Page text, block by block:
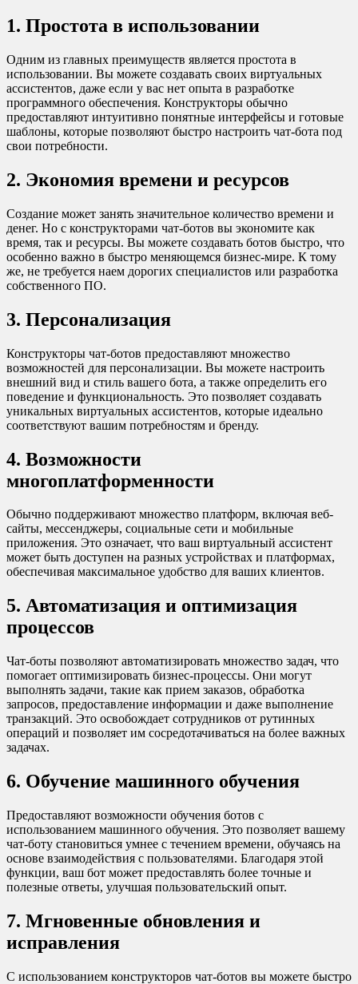
1. Простота в использовании
Одним из главных преимуществ является простота в
использовании. Вы можете создавать своих виртуальных
ассистентов, даже если у вас нет опыта в разработке
программного обеспечения. Конструкторы обычно
предоставляют интуитивно понятные интерфейсы и готовые
шаблоны, которые позволяют быстро настроить чат-бота под
свои потребности.
2. Экономия времени и ресурсов
Создание может занять значительное количество времени и
денег. Но с конструкторами чат-ботов вы экономите как
время, так и ресурсы. Вы можете создавать ботов быстро, что
особенно важно в быстро меняющемся бизнес-мире. К тому
же, не требуется наем дорогих специалистов или разработка
собственного ПО.
3. Персонализация
Конструкторы чат-ботов предоставляют множество
возможностей для персонализации. Вы можете настроить
внешний вид и стиль вашего бота, а также определить его
поведение и функциональность. Это позволяет создавать
уникальных виртуальных ассистентов, которые идеально
соответствуют вашим потребностям и бренду.
4. Возможности
многоплатформенности
Обычно поддерживают множество платформ, включая веб-
сайты, мессенджеры, социальные сети и мобильные
приложения. Это означает, что ваш виртуальный ассистент
может быть доступен на разных устройствах и платформах,
обеспечивая максимальное удобство для ваших клиентов.
5. Автоматизация и оптимизация
процессов
Чат-боты позволяют автоматизировать множество задач, что
помогает оптимизировать бизнес-процессы. Они могут
выполнять задачи, такие как прием заказов, обработка
запросов, предоставление информации и даже выполнение
транзакций. Это освобождает сотрудников от рутинных
операций и позволяет им сосредотачиваться на более важных
задачах.
6. Обучение машинного обучения
Предоставляют возможности обучения ботов с
использованием машинного обучения. Это позволяет вашему
чат-боту становиться умнее с течением времени, обучаясь на
основе взаимодействия с пользователями. Благодаря этой
функции, ваш бот может предоставлять более точные и
полезные ответы, улучшая пользовательский опыт.
7. Мгновенные обновления и
исправления
С использованием конструкторов чат-ботов вы можете быстро